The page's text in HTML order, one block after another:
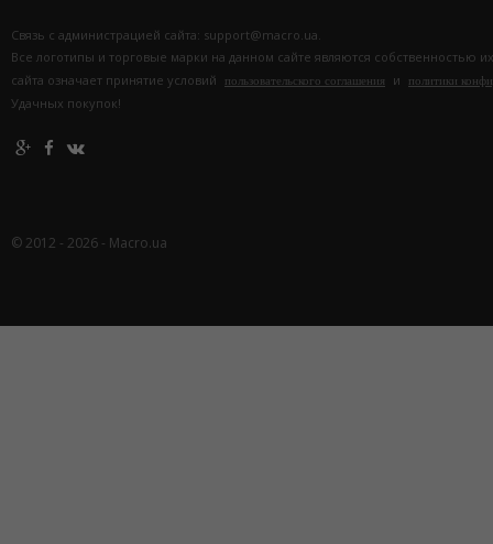
Связь с администрацией сайта: support@macro.ua.
Все логотипы и торговые марки на данном сайте являются собственностью
сайта означает принятие условий
пользовательского соглашения и политики
Удачных покупок!
© 2012 - 2026 - Macro.ua